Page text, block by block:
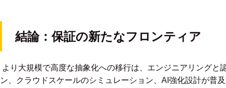
結論：保証の新たなフロンティア
より大規模で高度な抽象化への移行は、エンジニアリングと
ン、クラウドスケールのシミュレーション、AI強化設計が普